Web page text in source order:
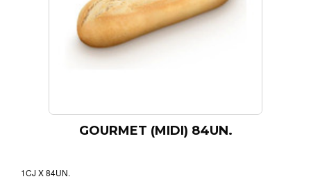
GOURMET (MIDI) 84UN.
1CJ X 84UN.